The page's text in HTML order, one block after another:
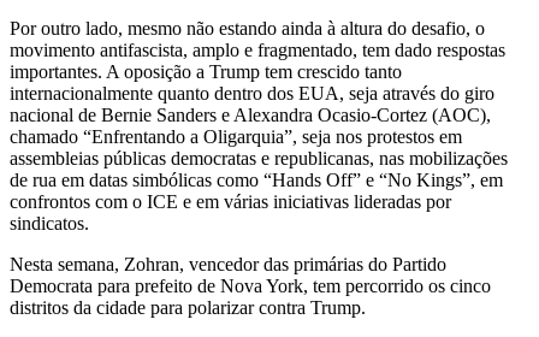
Por outro lado, mesmo não estando ainda à altura do desafio, o
movimento antifascista, amplo e fragmentado, tem dado respostas
importantes. A oposição a Trump tem crescido tanto
internacionalmente quanto dentro dos EUA, seja através do giro
nacional de Bernie Sanders e Alexandra Ocasio-Cortez (AOC),
chamado “Enfrentando a Oligarquia”, seja nos protestos em
assembleias públicas democratas e republicanas, nas mobilizações
de rua em datas simbólicas como “Hands Off” e “No Kings”, em
confrontos com o ICE e em várias iniciativas lideradas por
sindicatos.
Nesta semana, Zohran, vencedor das primárias do Partido
Democrata para prefeito de Nova York, tem percorrido os cinco
distritos da cidade para polarizar contra Trump.